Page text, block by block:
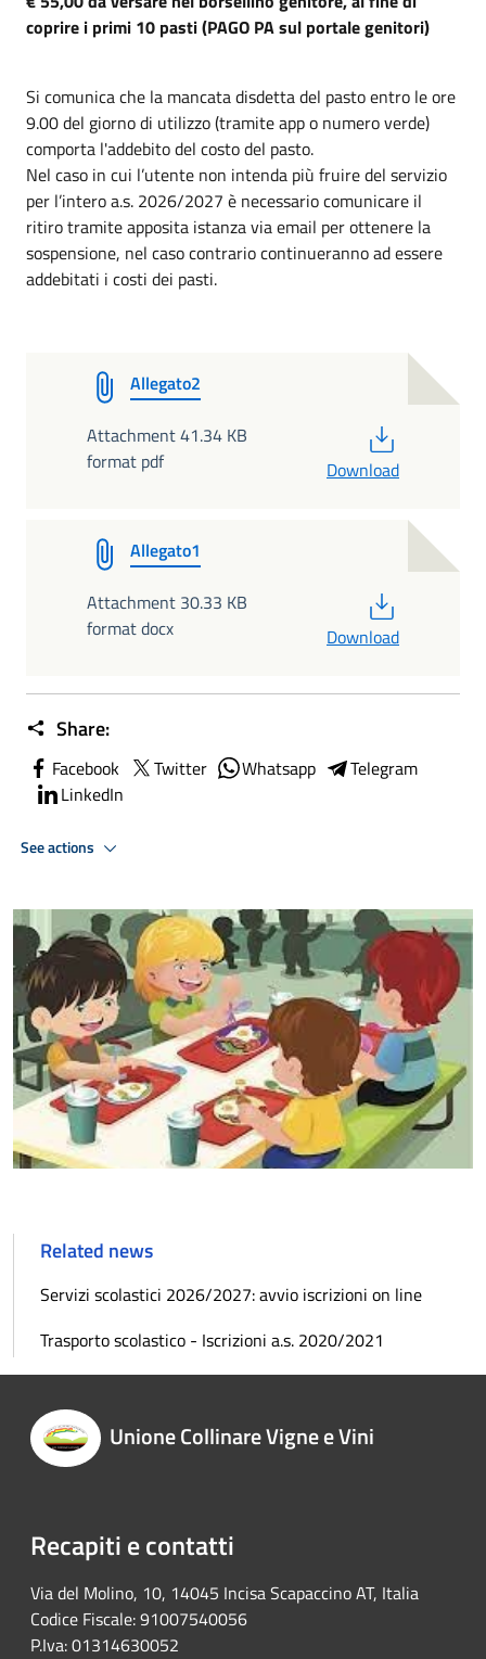
coprire i primi 10 pasti (PAGO PA sul portale genitori)
Si comunica che la mancata disdetta del pasto entro le ore
9.00 del giorno di utilizzo (tramite app o numero verde)
comporta l'addebito del costo del pasto.
Nel caso in cui l’utente non intenda più fruire del servizio
per l’intero a.s. 2026/2027 è necessario comunicare il
ritiro tramite apposita istanza via email per ottenere la
sospensione, nel caso contrario continueranno ad essere
addebitati i costi dei pasti.
Allegato2
Attachment 41.34 KB
format pdf
Download
Allegato1
Attachment 30.33 KB
format docx
Download
Share:
Facebook Twitter Whatsapp
Telegram
LinkedIn
See actions
Related news
Servizi scolastici 2026/2027: avvio iscrizioni on line
Trasporto scolastico - Iscrizioni a.s. 2020/2021
Unione Collinare Vigne e Vini
Recapiti e contatti
Via del Molino, 10, 14045 Incisa Scapaccino AT, Italia
Codice Fiscale: 91007540056
P.Iva: 01314630052